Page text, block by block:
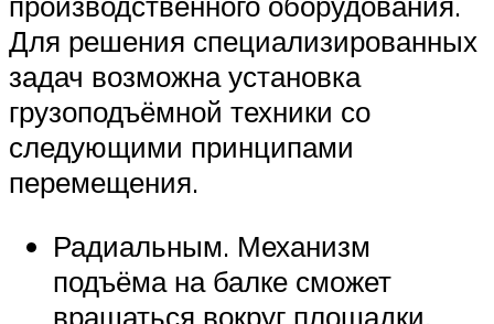
Для решения специализированных
задач возможна установка
грузоподъёмной техники со
следующими принципами
перемещения.
Радиальным. Механизм
подъёма на балке сможет
вращаться вокруг площадки,